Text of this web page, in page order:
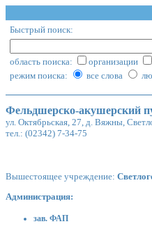
Быстрый поиск:
область поиска: организации
режим поиска:
все слова
Фельдшерско-акушерский
ул. Октябрьская, 27, д. Вяжны,
тел.: (02342) 7-34-75
Вышестоящее учреждение:
Администрация:
зав. ФАП